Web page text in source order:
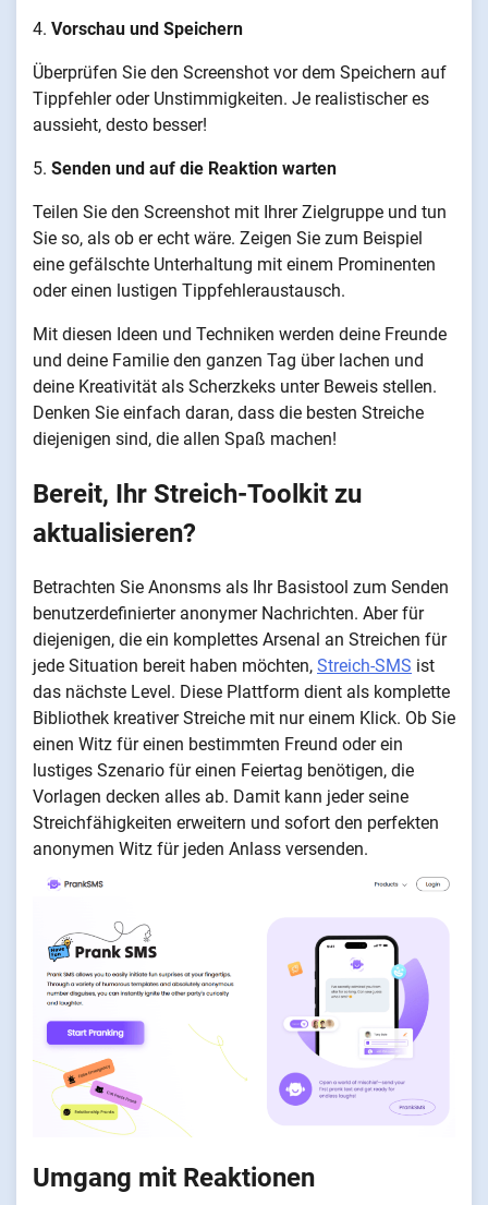
4. Vorschau und Speichern
Überprüfen Sie den Screenshot vor dem Speichern auf
Tippfehler oder Unstimmigkeiten. Je realistischer es
aussieht, desto besser!
5. Senden und auf die Reaktion warten
Teilen Sie den Screenshot mit Ihrer Zielgruppe und tun
Sie so, als ob er echt wäre. Zeigen Sie zum Beispiel
eine gefälschte Unterhaltung mit einem Prominenten
oder einen lustigen Tippfehleraustausch.
Mit diesen Ideen und Techniken werden deine Freunde
und deine Familie den ganzen Tag über lachen und
deine Kreativität als Scherzkeks unter Beweis stellen.
Denken Sie einfach daran, dass die besten Streiche
diejenigen sind, die allen Spaß machen!
Bereit, Ihr Streich-Toolkit zu
aktualisieren?
Betrachten Sie Anonsms als Ihr Basistool zum Senden
benutzerdefinierter anonymer Nachrichten. Aber für
diejenigen, die ein komplettes Arsenal an Streichen für
jede Situation bereit haben möchten, Streich-SMS ist
das nächste Level. Diese Plattform dient als komplette
Bibliothek kreativer Streiche mit nur einem Klick. Ob Sie
einen Witz für einen bestimmten Freund oder ein
lustiges Szenario für einen Feiertag benötigen, die
Vorlagen decken alles ab. Damit kann jeder seine
Streichfähigkeiten erweitern und sofort den perfekten
anonymen Witz für jeden Anlass versenden.
Umgang mit Reaktionen